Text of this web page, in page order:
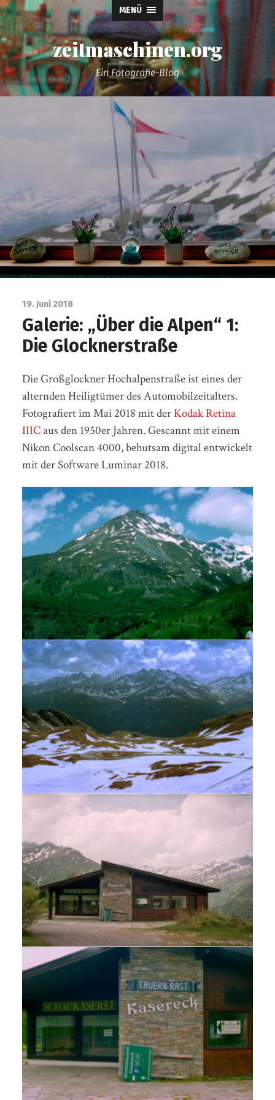
MENÜ
zeitmaschinen.org
Ein Fotografie-Blog
19. Juni 2018
Galerie: „Über die Alpen“ 1:
Die Glocknerstraße
Die Großglockner Hochalpenstraße ist eines der
alternden Heiligtümer des Automobilzeitalters.
Fotografiert im Mai 2018 mit derKodak Retina
IIICaus den 1950er Jahren. Gescannt mit einem
Nikon Coolscan 4000, behutsam digital entwickelt
mit der Software Luminar 2018.